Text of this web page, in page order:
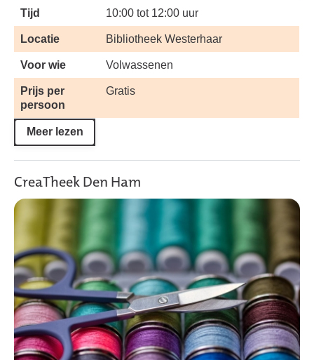
Tijd 10:00 tot 12:00 uur
Locatie Bibliotheek Westerhaar
Voor wie Volwassenen
Prijs per
persoon
Gratis
Meer lezen
CreaTheek Den Ham